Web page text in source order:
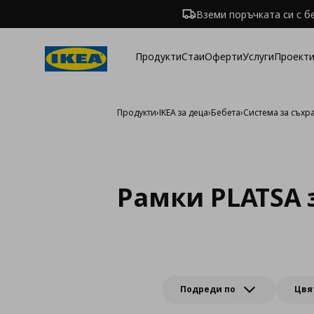
Вземи поръчката си с
ПродуктиСтаиОфертиУслуги
Продукти›IKEA за деца›Бебета›Система за
Рамки PLATSA
Подреди по